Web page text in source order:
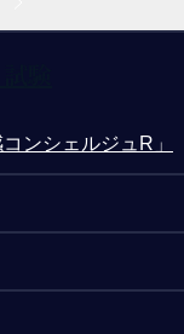
ンシェルジュR」